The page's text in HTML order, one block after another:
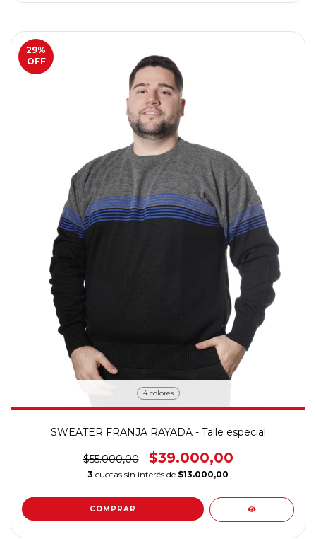
29%
OFF
4 colores
SWEATER FRANJA RAYADA - Talle especial
$55.000,00 $39.000,00
3 cuotas sin interés de $13.000,00
COMPRAR